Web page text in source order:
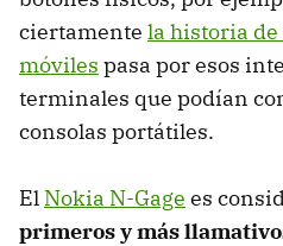
ciertamente la historia
móviles pasa por esos
terminales que podían
consolas portátiles.
El Nokia N-Gage es
primeros y más